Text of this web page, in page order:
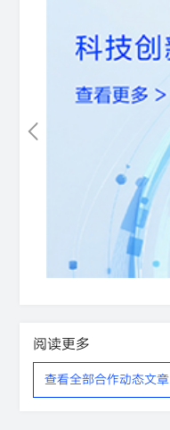
阅读更多
查看全部合作动态文章